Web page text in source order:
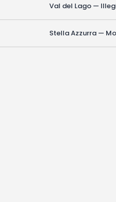
Val del Lago —
Stella Azzurra —